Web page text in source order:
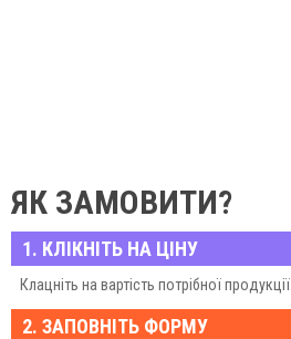
ЯК ЗАМОВИТИ?
1. КЛІКНІТЬ НА ЦІНУ
Клацніть на вартість потрібної продукції.
2. ЗАПОВНІТЬ ФОРМУ